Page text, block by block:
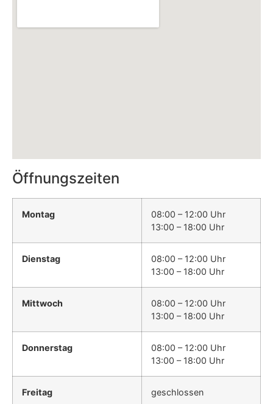
Öffnungszeiten
Montag
08:00 – 12:00 Uhr
13:00 – 18:00 Uhr
Dienstag
08:00 – 12:00 Uhr
13:00 – 18:00 Uhr
Mittwoch
08:00 – 12:00 Uhr
13:00 – 18:00 Uhr
Donnerstag
08:00 – 12:00 Uhr
13:00 – 18:00 Uhr
Freitag geschlossen